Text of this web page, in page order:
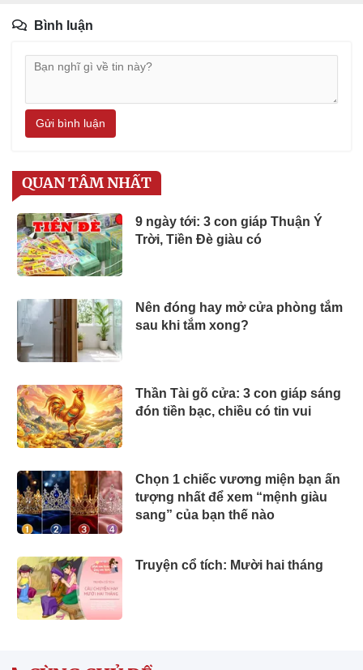
Bình luận
Gửi bình luận
QUAN TÂM NHẤT
9 ngày tới: 3 con giáp Thuận Ý
Trời, Tiền Đè giàu có
Nên đóng hay mở cửa phòng tắm
sau khi tắm xong?
Thần Tài gõ cửa: 3 con giáp sáng
đón tiền bạc, chiều có tin vui
Chọn 1 chiếc vương miện bạn ấn
tượng nhất để xem “mệnh giàu
sang” của bạn thế nào
Truyện cổ tích: Mười hai tháng